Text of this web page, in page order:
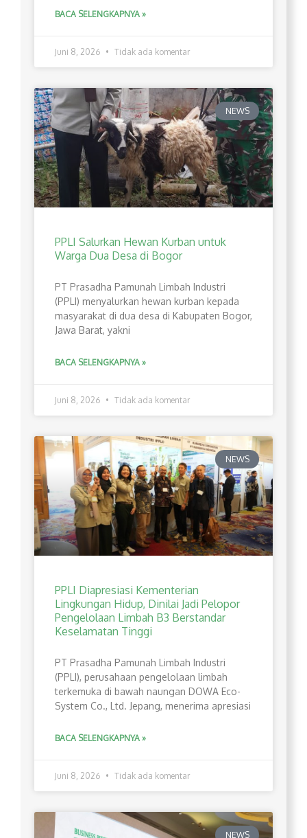
BACA SELENGKAPNYA »
Juni 8, 2026 Tidak ada komentar
NEWS
PPLI Salurkan Hewan Kurban untuk
Warga Dua Desa di Bogor
PT Prasadha Pamunah Limbah Industri
(PPLI) menyalurkan hewan kurban kepada
masyarakat di dua desa di Kabupaten Bogor,
Jawa Barat, yakni
BACA SELENGKAPNYA »
Juni 8, 2026 Tidak ada komentar
NEWS
PPLI Diapresiasi Kementerian
Lingkungan Hidup, Dinilai Jadi Pelopor
Pengelolaan Limbah B3 Berstandar
Keselamatan Tinggi
PT Prasadha Pamunah Limbah Industri
(PPLI), perusahaan pengelolaan limbah
terkemuka di bawah naungan DOWA Eco-
System Co., Ltd. Jepang, menerima apresiasi
BACA SELENGKAPNYA »
Juni 8, 2026 Tidak ada komentar
NEWS